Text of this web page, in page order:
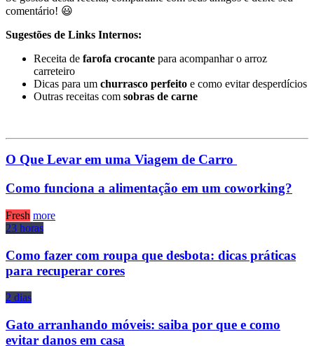
comentário! 😃
Sugestões de Links Internos:
Receita de farofa crocante para acompanhar o arroz
carreteiro
Dicas para um churrasco perfeito e como evitar desperdícios
Outras receitas com sobras de carne
O Que Levar em uma Viagem de Carro
Como funciona a alimentação em um coworking?
Fresh more
23 horas
Como fazer com roupa que desbota: dicas práticas
para recuperar cores
2 dias
Gato arranhando móveis: saiba por que e como
evitar danos em casa